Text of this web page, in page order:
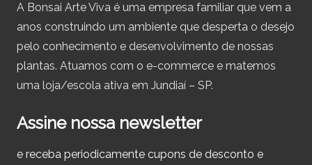
A Bonsai Arte Viva é uma empresa familiar que vem a
anos construindo um ambiente que desperta o desejo
pelo conhecimento e desenvolvimento de nossas
plantas. Atuamos com o e-commerce e matemos
uma loja/escola ativa em Jundiaí – SP.
Assine nossa newsletter
e receba periodicamente cupons de desconto e